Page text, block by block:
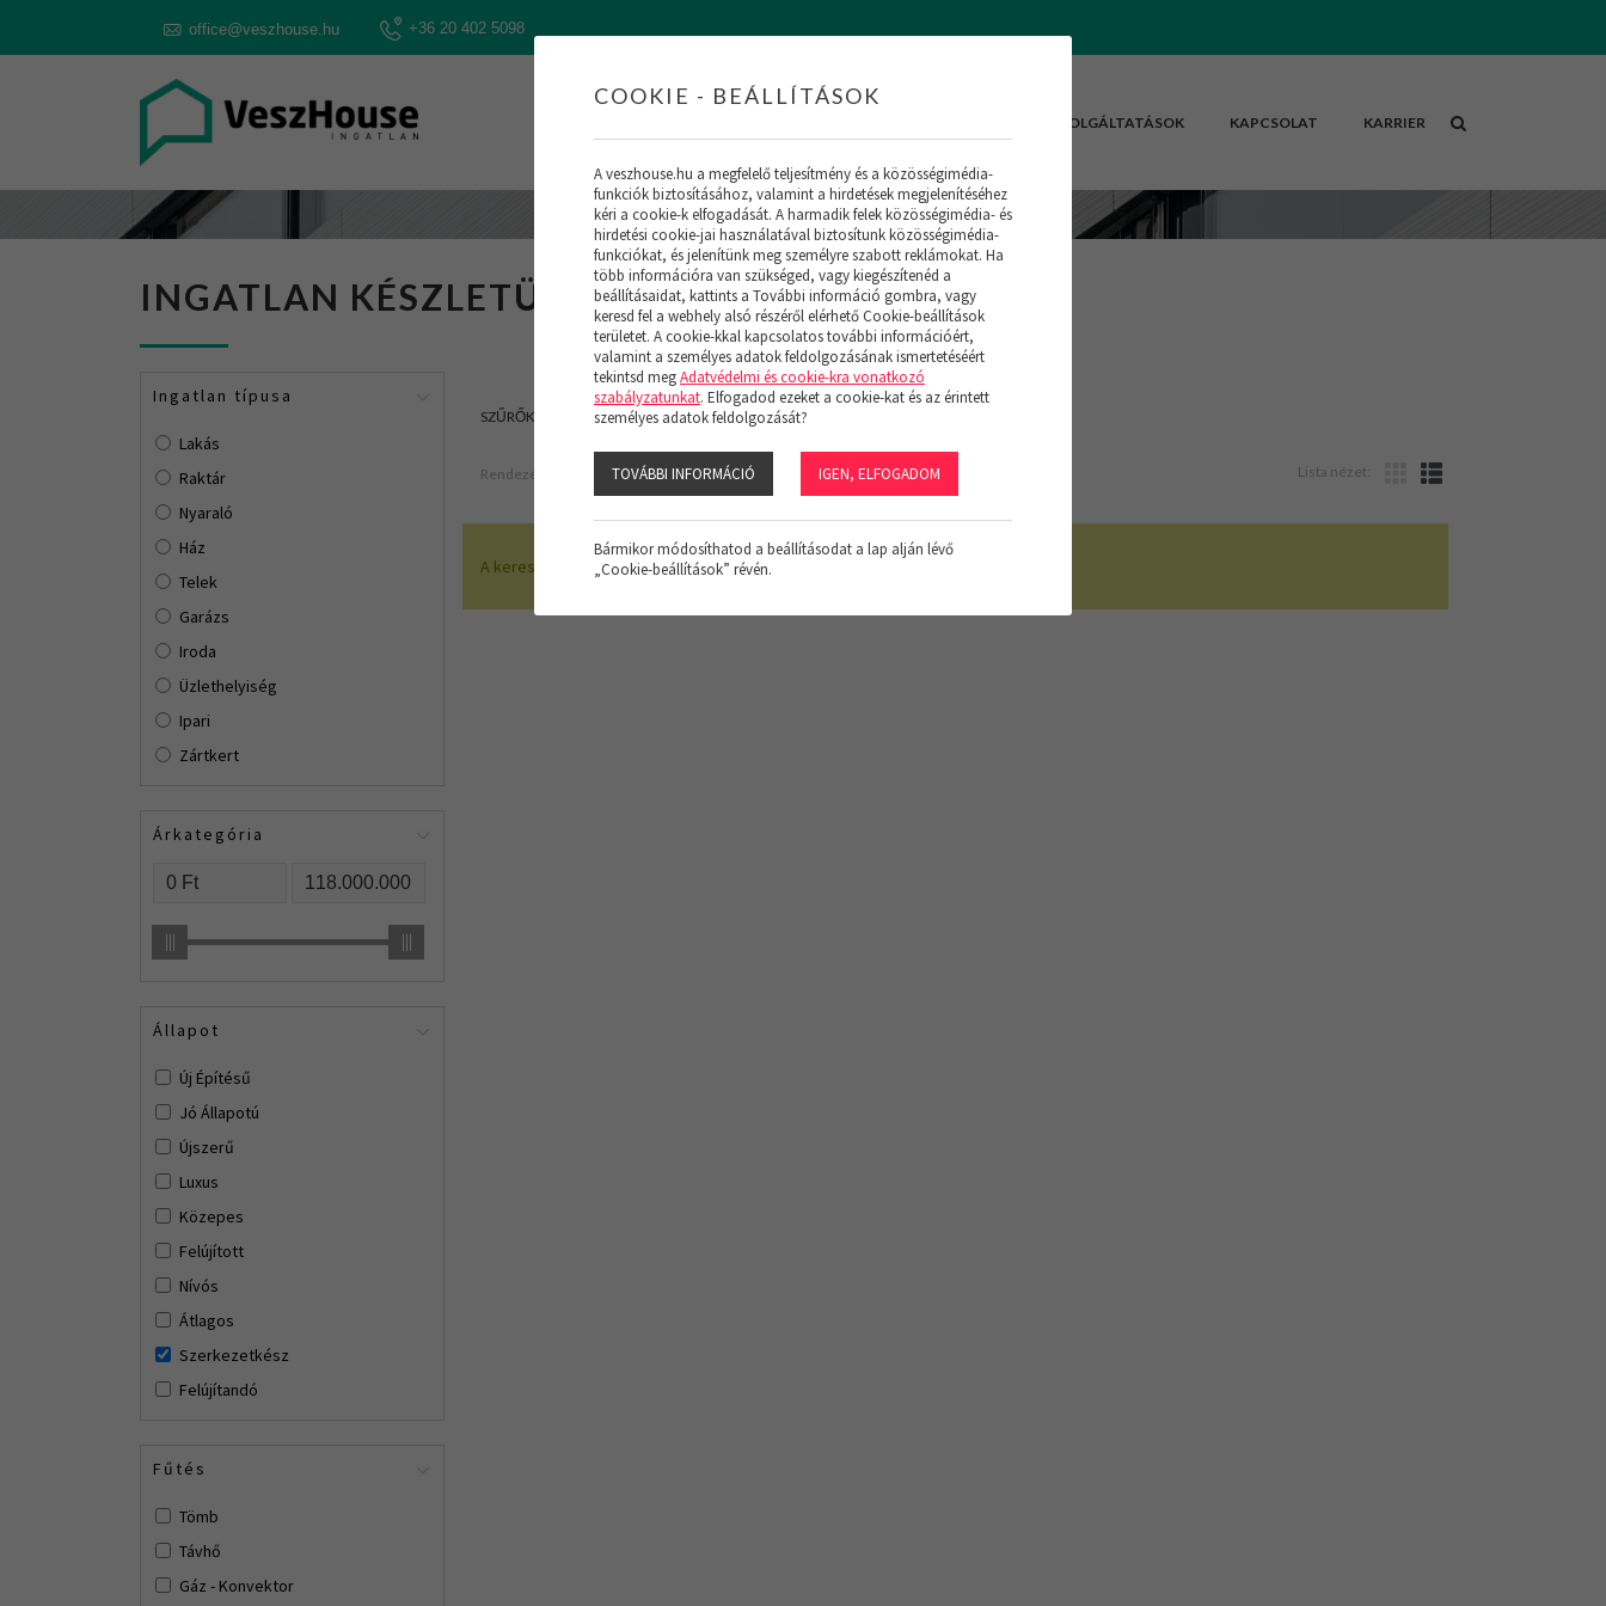
office@veszhouse.hu +36 20 402 5098
SZOLGÁLTATÁSOK KAPCSOLAT KARRIER
ÚJ MENÜ
INGATLAN KÉSZLETÜNK (19)
Ingatlan típusa
Lakás
Raktár
Nyaraló
Ház
Telek
Garázs
Iroda
Üzlethelyiség
Ipari
Zártkert
Árkategória
Állapot
Új Építésű
Jó Állapotú
Újszerű
Luxus
Közepes
Felújított
Nívós
Átlagos
Szerkezetkész
Felújítandó
Fűtés
Tömb
Távhő
Gáz - Konvektor
SZŰRŐK: NAPELEMES SZERKEZETKÉSZ
Rendezés: Népszerű Megjelenítve: 1-24 Összesen: 0 db ingatlan Lista nézet:
A keresés nem hozott eredményt!
COOKIE - BEÁLLÍTÁSOK
A veszhouse.hu a megfelelő teljesítmény és a közösségimédia-
funkciók biztosításához, valamint a hirdetések megjelenítéséhez
kéri a cookie-k elfogadását. A harmadik felek közösségimédia- és
hirdetési cookie-jai használatával biztosítunk közösségimédia-
funkciókat, és jelenítünk meg személyre szabott reklámokat. Ha
több információra van szükséged, vagy kiegészítenéd a
beállításaidat, kattints a További információ gombra, vagy
keresd fel a webhely alsó részéről elérhető Cookie-beállítások
területet. A cookie-kkal kapcsolatos további információért,
valamint a személyes adatok feldolgozásának ismertetéséért
tekintsd megAdatvédelmi és cookie-kra vonatkozó
szabályzatunkat. Elfogadod ezeket a cookie-kat és az érintett
személyes adatok feldolgozását?
TOVÁBBI INFORMÁCIÓ IGEN, ELFOGADOM
Bármikor módosíthatod a beállításodat a lap alján lévő
„Cookie-beállítások” révén.